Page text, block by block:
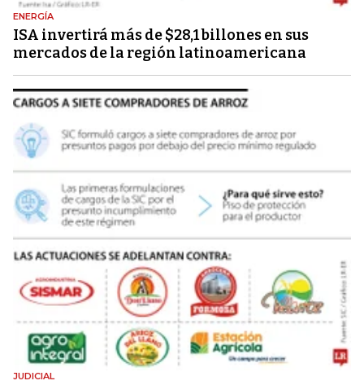
ENERGÍA
ISA invertirá más de $28,1 billones en sus
mercados de la región latinoamericana
JUDICIAL